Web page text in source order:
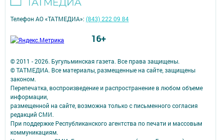
© 2011 - 2026. Бугульминская газета. Все права защищены.
© ТАТМЕДИА. Все материалы, размещенные на сайте, защищены
законом.
Перепечатка, воспроизведение и распространение в любом объеме
информации,
размещенной на сайте, возможна только с письменного согласия
редакций СМИ.
При поддержке Республиканского агентства по печати и массовым
коммуникациям.
Телефон АО «ТАТМЕДИА»:(843) 222 09 84
16+